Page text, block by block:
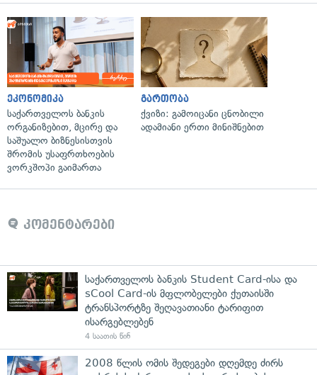
ეკონომიკა
საქართველოს ბანკის
ორგანიზებით, მცირე და
საშუალო ბიზნესისთვის
შრომის უსაფრთხოების
ვორკშოპი გაიმართა
გართობა
ქვიზი: გამოიცანი ცნობილი
ადამიანი ერთი მინიშნებით
კომენტარები
საქართველოს ბანკის Student Card-ისა და
sCool Card-ის მფლობელები ქუთაისში
ტრანსპორტზე შეღავათიანი ტარიფით
ისარგებლებენ
4 საათის წინ
2008 წლის ომის შედეგები დღემდე ძირს